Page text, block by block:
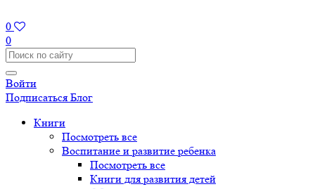
0
0
Войти
Подписаться Блог
Книги
Посмотреть все
Воспитание и развитие ребенка
Посмотреть все
Книги для развития детей